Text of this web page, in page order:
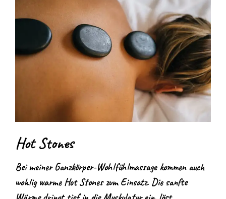
Hot Stones
Bei meiner Ganzkörper-Wohlfühlmassage kommen auch
wohlig warme Hot Stones zum Einsatz. Die sanfte